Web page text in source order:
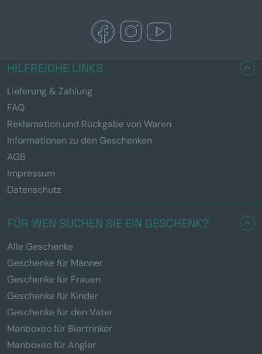
HILFREICHE LINKS
Lieferung & Zahlung
FAQ
Reklamation und Rückgabe von Waren
Informationen zu den Geschenken
AGB
Impressum
Datenschutz
FÜR WEN SUCHEN SIE EIN GESCHENK?
Alle Geschenke
Geschenke für Männer
Geschenke für Frauen
Geschenke für Kinder
Geschenke für den Vater
Manboxeo für Biertrinker
Manboxeo für Angler